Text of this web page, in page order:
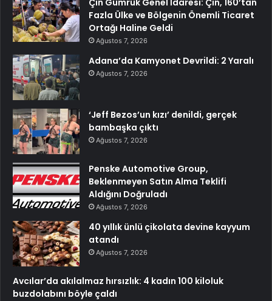
Çin Gümrük Genel İdaresi: Çin, 160’tan
Fazla Ülke ve Bölgenin Önemli Ticaret
Ortağı Haline Geldi
Ağustos 7, 2026
Adana’da Kamyonet Devrildi: 2 Yaralı
Ağustos 7, 2026
‘Jeff Bezos’un kızı’ denildi, gerçek
bambaşka çıktı
Ağustos 7, 2026
Penske Automotive Group,
Beklenmeyen Satın Alma Teklifi
Aldığını Doğruladı
Ağustos 7, 2026
40 yıllık ünlü çikolata devine kayyum
atandı
Ağustos 7, 2026
Avcılar’da akılalmaz hırsızlık: 4 kadın 100 kiloluk
buzdolabını böyle çaldı